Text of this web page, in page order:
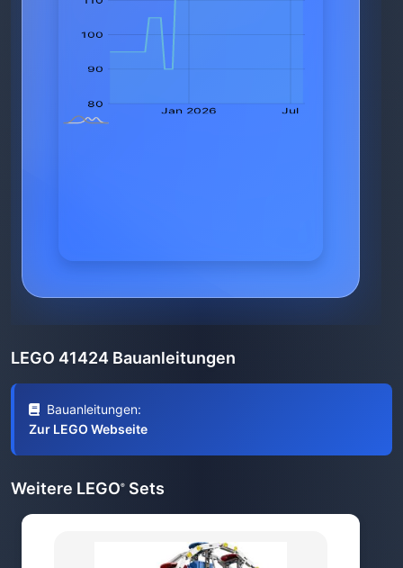
LEGO 41424 Bauanleitungen
Bauanleitungen:
Zur LEGO Webseite
Weitere LEGO® Sets